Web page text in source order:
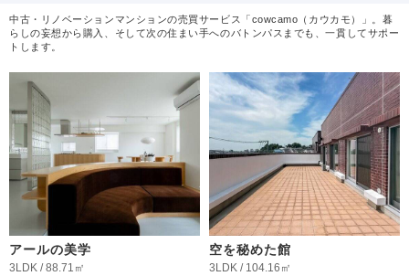
中古・リノベーションマンションの売買サービス「cowcamo（カウカモ）」。暮
らしの妄想から購入、そして次の住まい手へのバトンパスまでも、一貫してサポー
トします。
アールの美学
3LDK / 88.71㎡
空を秘めた館
3LDK / 104.16㎡